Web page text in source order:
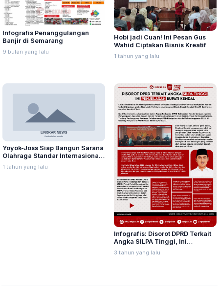
Infografis Penanggulangan
Banjir di Semarang
9 bulan yang lalu
Hobi jadi Cuan! Ini Pesan Gus
Wahid Ciptakan Bisnis Kreatif
1 tahun yang lalu
Yoyok-Joss Siap Bangun Sarana
Olahraga Standar Internasional
di Semua Kecamatan, Ini
Manfaat Detailnya
1 tahun yang lalu
Infografis: Disorot DPRD Terkait
Angka SILPA Tinggi, Ini
Penjelasan Bupati Kendal
3 tahun yang lalu